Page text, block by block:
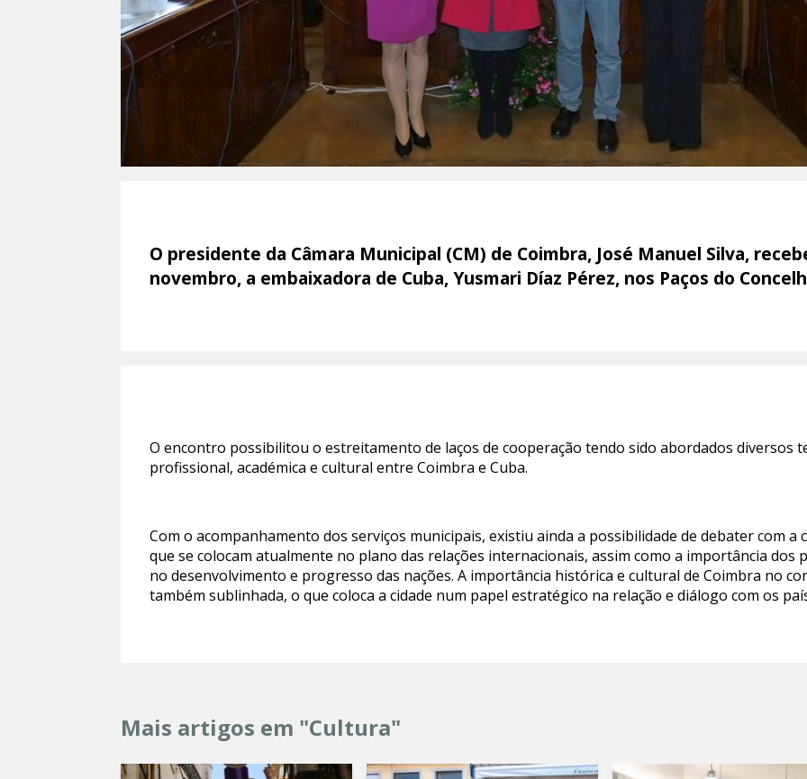
O presidente da Câmara Municipal (CM) de Coimbra, José Manuel Silva,
novembro, a embaixadora de Cuba, Yusmari Díaz Pérez, nos Paços do
O encontro possibilitou o estreitamento de laços de cooperação tendo sido abordados diversos
profissional, académica e cultural entre Coimbra e Cuba.
Com o acompanhamento dos serviços municipais, existiu ainda a possibilidade de debater com a
que se colocam atualmente no plano das relações internacionais, assim como a importância dos
no desenvolvimento e progresso das nações. A importância histórica e cultural de Coimbra no
também sublinhada, o que coloca a cidade num papel estratégico na relação e diálogo com os
Mais artigos em "Cultura"